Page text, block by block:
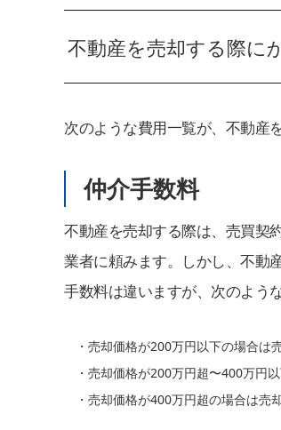
不動産を売却する際に
次のような費用一覧が、不動産
仲介手数料
不動産を売却する際は、売買契
業者に頼みます。しかし、不動
手数料は違いますが、次のよう
・売却価格が200万円以下の場合は
・売却価格が200万円超〜400万円
・売却価格が400万円超の場合は売